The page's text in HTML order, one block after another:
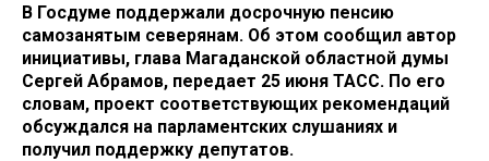
В Госдуме поддержали досрочную пенсию
самозанятым северянам. Об этом сообщил автор
инициативы, глава Магаданской областной думы
Сергей Абрамов, передает 25 июня ТАСС. По его
словам, проект соответствующих рекомендаций
обсуждался на парламентских слушаниях и
получил поддержку депутатов.